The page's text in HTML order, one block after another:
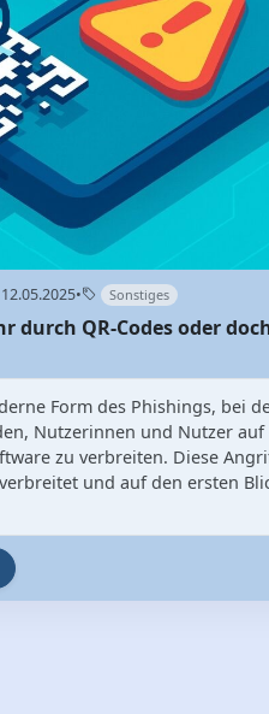
12.05.2025• Sonstiges
durch QR-Codes oder
Form des Phishings, bei
Nutzerinnen und Nutzer auf
zu verbreiten. Diese
und auf den ersten